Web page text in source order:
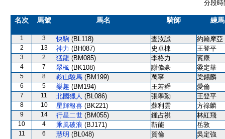
分段
名次 馬號 馬名 騎師 練
1 3 快駒 (BL118) 查汝誠 約翰摩亞
2 13 神力 (BH087) 史卓棟 王登平
3 2 猛龍 (BM085) 李格力 賓康
4 7 翠楓 (BK108) 謝偉豪 梁定華
5 8 鞍山駿馬 (BM199) 萬寧 梁錫麟
6 5 樂趣 (BM194) 王若舜 愛倫
7 11 北國獵人 (BL086) 張學勤 王登平
8 10 星輝報喜 (BK221) 蘇利雲 方祿麟
9 14 行星二世 (BM055) 鍾占祺 林紅飛
10 4 乘風破浪 (BJ171) 靳能 岳敦
11 6 慧明 (BL048) 賀倫 吳定強